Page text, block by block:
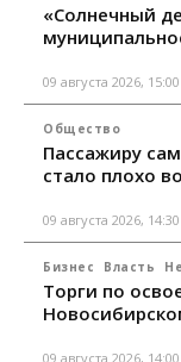
«Солнечный
09 августа 2026, 15:00
Общество
Пассажиру
стало плохо
09 августа 2026, 14:30
Бизнес Власть
Торги по
09 августа 2026, 14:00